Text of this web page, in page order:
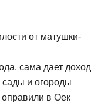
от матушки-
сама дает доход
и огороды
в Оек